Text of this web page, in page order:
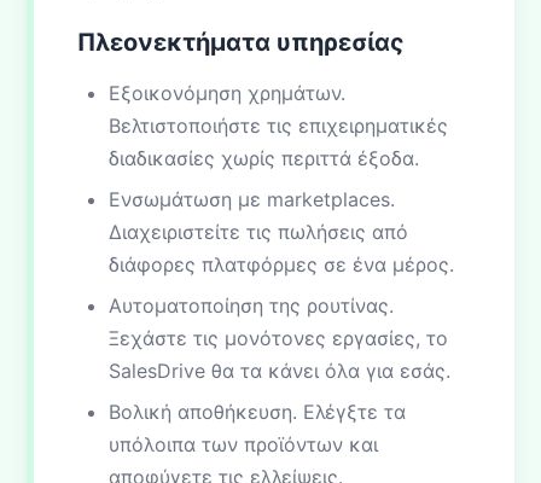
Πλεονεκτήματα υπηρεσίας
Εξοικονόμηση χρημάτων.
Βελτιστοποιήστε τις επιχειρηματικές
διαδικασίες χωρίς περιττά έξοδα.
Ενσωμάτωση με marketplaces.
Διαχειριστείτε τις πωλήσεις από
διάφορες πλατφόρμες σε ένα μέρος.
Αυτοματοποίηση της ρουτίνας.
Ξεχάστε τις μονότονες εργασίες, το
SalesDrive θα τα κάνει όλα για εσάς.
Βολική αποθήκευση. Ελέγξτε τα
υπόλοιπα των προϊόντων και
αποφύγετε τις ελλείψεις.